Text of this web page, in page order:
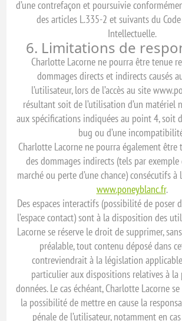
d’une contrefaçon et poursuivie
des articles L.335-2 et suivants du
Intellectuelle.
6. Limitations de
Charlotte Lacorne ne pourra être tenue
dommages directs et indirects causés
l’utilisateur, lors de l’accès au site
résultant soit de l’utilisation d’un matériel
aux spécifications indiquées au point 4, soit
bug ou d’une
Charlotte Lacorne ne pourra également être
des dommages indirects (tels par exemple
marché ou perte d’une chance) consécutifs
www.poneyblanc.fr.
Des espaces interactifs (possibilité de poser
l’espace contact) sont à la disposition des
Lacorne se réserve le droit de supprimer,
préalable, tout contenu déposé dans
contreviendrait à la législation
particulier aux dispositions relatives à la
données. Le cas échéant, Charlotte Lacorne
la possibilité de mettre en cause la
pénale de l’utilisateur, notamment en